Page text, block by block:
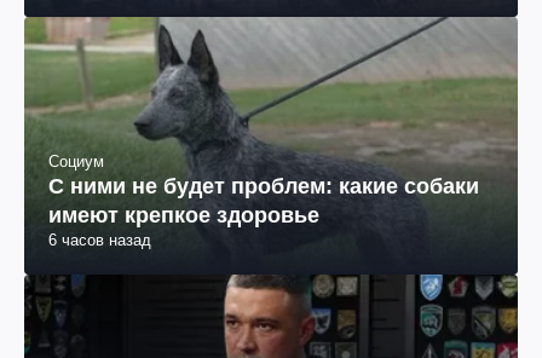
Социум
С ними не будет проблем: какие собаки
имеют крепкое здоровье
6 часов назад